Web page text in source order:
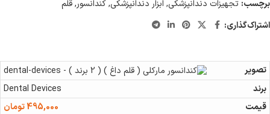
برچسب: تجهیزات دندانپزشکی, ابزار دندانپزشکی,کندانسور,قلم
اشتراک‌گذاری:
Dental Devices
495,000تومان